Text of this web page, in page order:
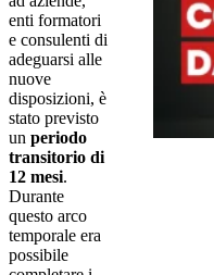
enti formatori
e consulenti di
adeguarsi alle
nuove
disposizioni, è
stato previsto
un periodo
transitorio di
12 mesi.
Durante
questo arco
temporale era
possibile